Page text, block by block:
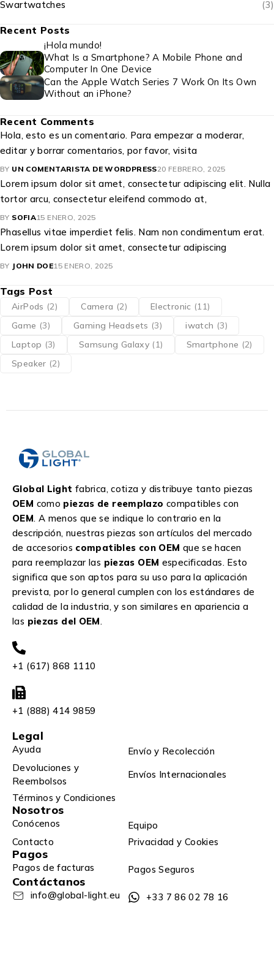
Swartwatches
(3)
Recent Posts
¡Hola mundo!
What Is a Smartphone? A Mobile Phone and
Computer In One Device
Can the Apple Watch Series 7 Work On Its Own
Without an iPhone?
Recent Comments
Hola, esto es un comentario. Para empezar a moderar,
editar y borrar comentarios, por favor, visita
BY UN COMENTARISTA DE WORDPRESS20 FEBRERO, 2025
Lorem ipsum dolor sit amet, consectetur adipiscing elit. Nulla
tortor arcu, consectetur eleifend commodo at,
BY SOFIA15 ENERO, 2025
Phasellus vitae imperdiet felis. Nam non condimentum erat.
Lorem ipsum dolor sit amet, consectetur adipiscing
BY JOHN DOE15 ENERO, 2025
Tags Post
AirPods (2) Camera (2) Electronic (11)
Game (3) Gaming Headsets (3) iwatch (3)
Laptop (3) Samsung Galaxy (1) Smartphone (2)
Speaker (2)
Global Light fabrica, cotiza y distribuye tanto piezas
OEM como piezas de reemplazo compatibles con
OEM. A menos que se indique lo contrario en la
descripción, nuestras piezas son artículos del mercado
de accesorios compatibles con OEM que se hacen
para reemplazar las piezas OEM especificadas. Esto
significa que son aptos para su uso para la aplicación
prevista, por lo general cumplen con los estándares de
calidad de la industria, y son similares en apariencia a
las piezas del OEM.
+1 (617) 868 1110
+1 (888) 414 9859
Legal
Ayuda
Envío y Recolección
Devoluciones y
Reembolsos
Envíos Internacionales
Términos y Condiciones
Nosotros
Conócenos
Equipo
Contacto
Privacidad y Cookies
Pagos
Pagos de facturas Pagos Seguros
Contáctanos
info@global-light.eu +33 7 86 02 78 16